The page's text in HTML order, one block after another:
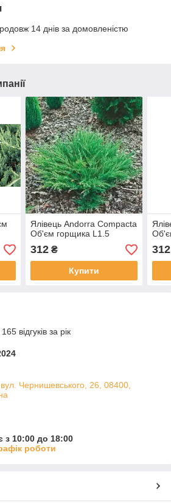
14 днів за домовленістю
Ялівець Andorra Compacta
Об'єм горщика L1.5
312₴
Купити
312
відгуків за рік
вул. Чернишевського, 26, 08400,
з 10:00 до 18:00
роботи